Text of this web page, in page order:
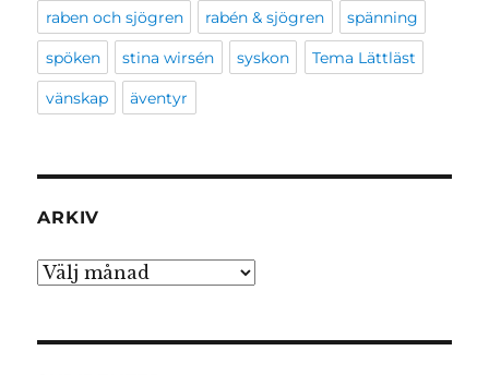
raben och sjögren rabén & sjögren spänning
spöken stina wirsén syskon Tema Lättläst
vänskap äventyr
ARKIV
Arkiv